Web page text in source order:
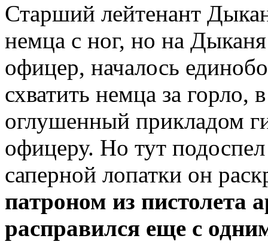
Старший лейтенант
немца с ног, но на
офицер, началось
схватить немца за горло,
оглушенный прикладом
офицеру. Но тут
саперной лопатки он
патроном из пистолета
расправился еще с